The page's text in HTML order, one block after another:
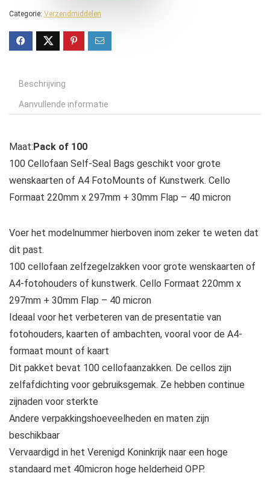
Categorie: Verzendmiddelen
Beschrijving
Aanvullende informatie
Maat: Pack of 100
100 Cellofaan Self-Seal Bags geschikt voor grote
wenskaarten of A4 FotoMounts of Kunstwerk. Cello
Formaat 220mm x 297mm + 30mm Flap – 40 micron
Voer het modelnummer hierboven inom zeker te weten dat
dit past.
100 cellofaan zelfzegelzakken voor grote wenskaarten of
A4-fotohouders of kunstwerk. Cello Formaat 220mm x
297mm + 30mm Flap – 40 micron
Ideaal voor het verbeteren van de presentatie van
fotohouders, kaarten of ambachten, vooral voor de A4-
formaat mount of kaart
Dit pakket bevat 100 cellofaanzakken. De cellos zijn
zelfafdichting voor gebruiksgemak. Ze hebben continue
zijnaden voor sterkte
Andere verpakkingshoeveelheden en maten zijn
beschikbaar
Vervaardigd in het Verenigd Koninkrijk naar een hoge
standaard met 40micron hoge helderheid OPP.